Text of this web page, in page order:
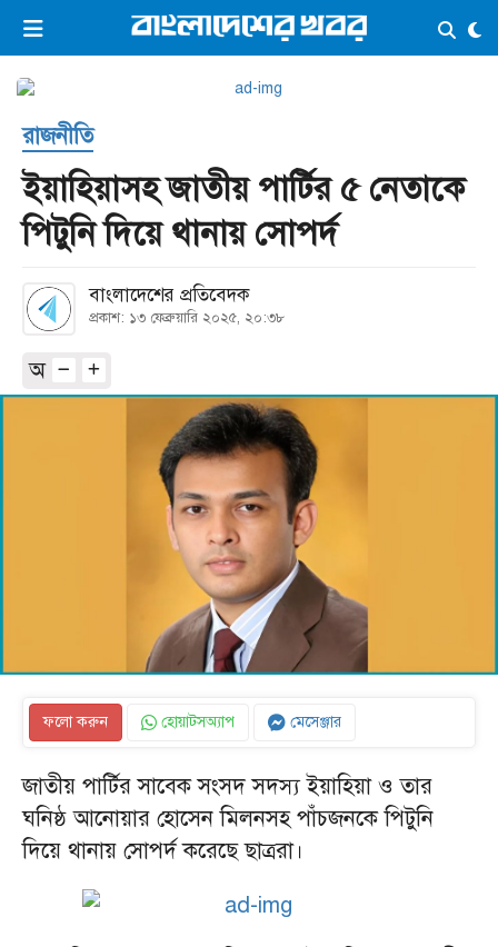
ভিডিও ই-পেপার লগইন ×
প্রচ্ছদ
সর্বশেষ
সব বিভাগ
আর্কাইভ
কনভার্টার
রাজনীতি
ইয়াহিয়াসহ জাতীয় পার্টির ৫ নেতাকে
পিটুনি দিয়ে থানায় সোপর্দ
বাংলাদেশের প্রতিবেদক
প্রকাশ: ১৩ ফেব্রুয়ারি ২০২৫, ২০:৩৮
অ
ফলো করুন হোয়াটসঅ্যাপ মেসেঞ্জার
জাতীয় পার্টির সাবেক সংসদ সদস্য ইয়াহিয়া ও তার
ঘনিষ্ঠ আনোয়ার হোসেন মিলনসহ পাঁচজনকে পিটুনি
দিয়ে থানায় সোপর্দ করেছে ছাত্ররা।